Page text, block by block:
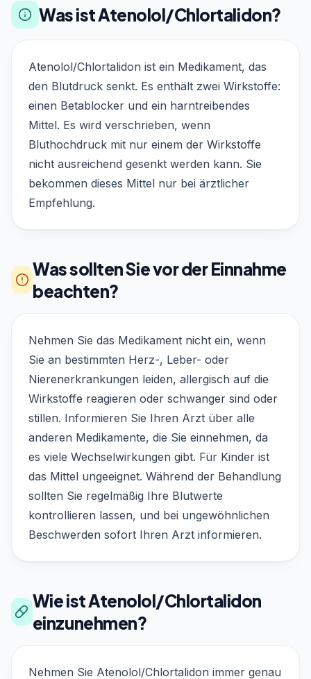
Was ist Atenolol/Chlortalidon?
Atenolol/Chlortalidon ist ein Medikament, das
den Blutdruck senkt. Es enthält zwei Wirkstoffe:
einen Betablocker und ein harntreibendes
Mittel. Es wird verschrieben, wenn
Bluthochdruck mit nur einem der Wirkstoffe
nicht ausreichend gesenkt werden kann. Sie
bekommen dieses Mittel nur bei ärztlicher
Empfehlung.
Was sollten Sie vor der Einnahme
beachten?
Nehmen Sie das Medikament nicht ein, wenn
Sie an bestimmten Herz-, Leber- oder
Nierenerkrankungen leiden, allergisch auf die
Wirkstoffe reagieren oder schwanger sind oder
stillen. Informieren Sie Ihren Arzt über alle
anderen Medikamente, die Sie einnehmen, da
es viele Wechselwirkungen gibt. Für Kinder ist
das Mittel ungeeignet. Während der Behandlung
sollten Sie regelmäßig Ihre Blutwerte
kontrollieren lassen, und bei ungewöhnlichen
Beschwerden sofort Ihren Arzt informieren.
Wie ist Atenolol/Chlortalidon
einzunehmen?
Nehmen Sie Atenolol/Chlortalidon immer genau